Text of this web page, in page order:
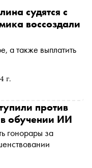
г.
судятся с
воссоздали
а также выплатить
против
в обучении ИИ
гонорары за